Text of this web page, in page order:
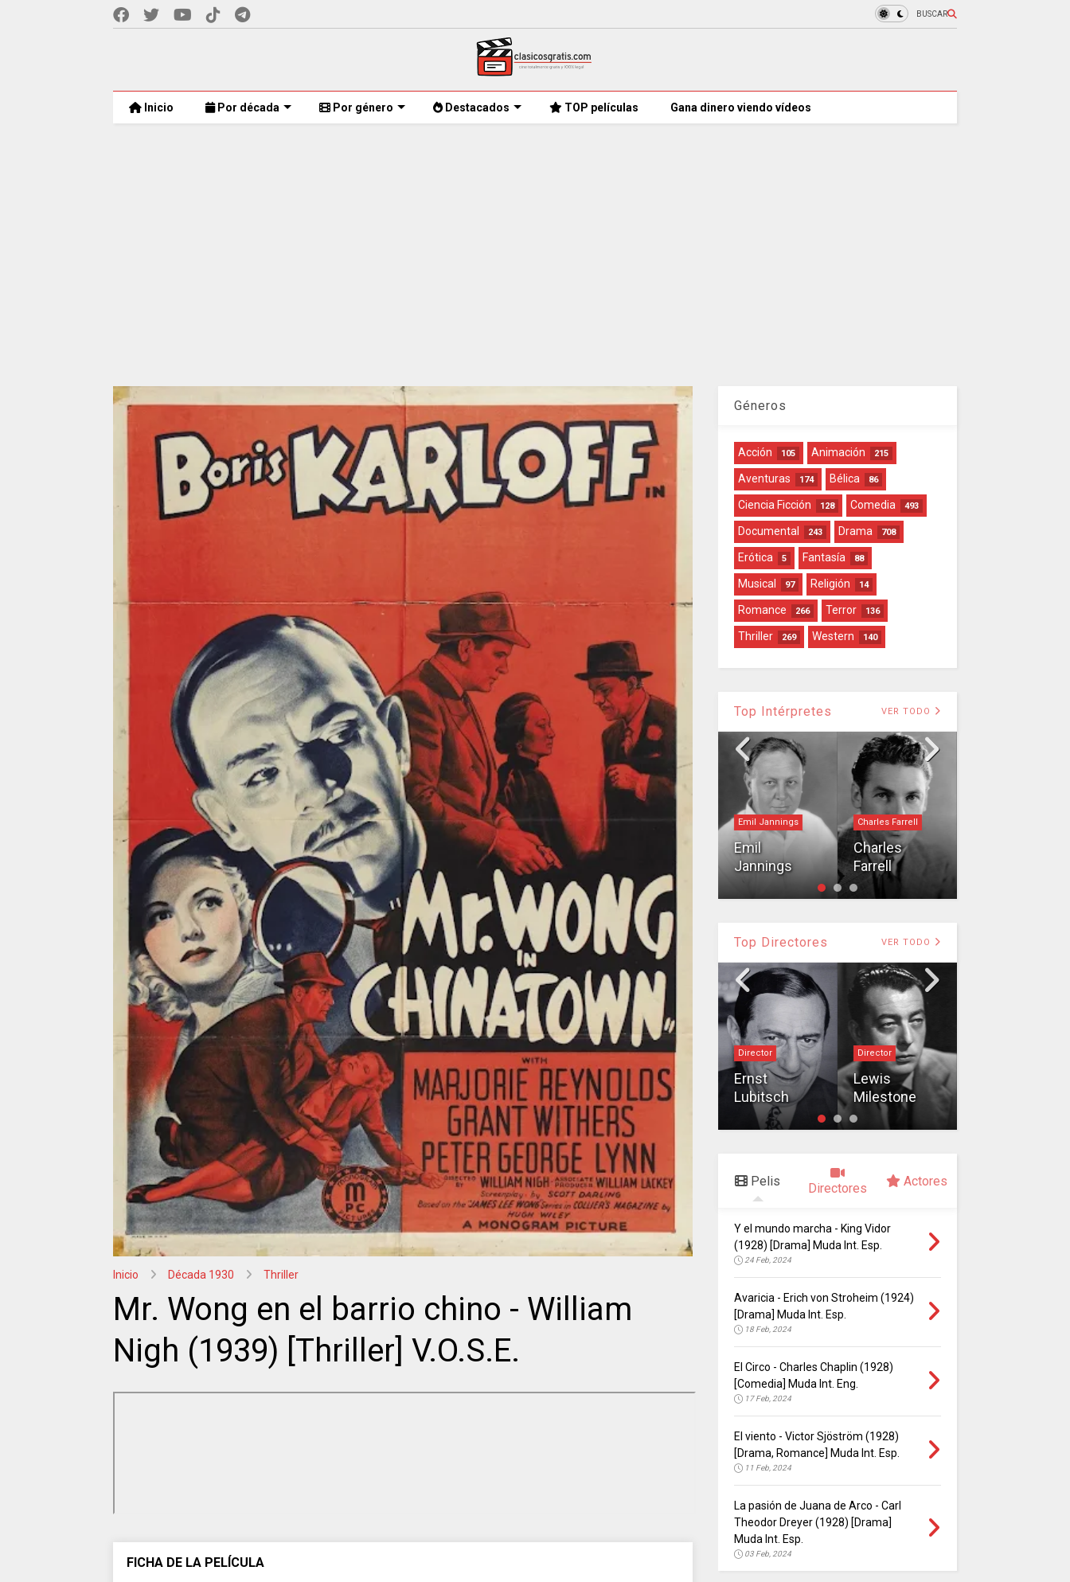
BUSCAR
Inicio Por década Por género Destacados TOP películas Gana dinero viendo vídeos
Inicio Década 1930 Thriller
Mr. Wong en el barrio chino - William
Nigh (1939) [Thriller] V.O.S.E.
FICHA DE LA PELÍCULA
Géneros
Acción 105 Animación 215
Aventuras 174 Bélica 86
Ciencia Ficción 128 Comedia 493
Documental 243 Drama 708
Erótica 5 Fantasía 88
Musical 97 Religión 14
Romance 266 Terror 136
Thriller 269 Western 140
Top Intérpretes VER TODO
Director
William Nigh
Director Emil Jannings
Emil
Jannings
Charles Farrell
Charles
Farrell
Top Directores VER TODO
Charles Chaplin
Charles
Chaplin
Alfred Hitchcock
Hitchcock
Director
Ernst
Lubitsch
Director
Lewis
Milestone
Pelis Directores Actores
Y el mundo marcha - King Vidor
(1928) [Drama] Muda Int. Esp.
24 Feb, 2024
Avaricia - Erich von Stroheim (1924)
[Drama] Muda Int. Esp.
18 Feb, 2024
El Circo - Charles Chaplin (1928)
[Comedia] Muda Int. Eng.
17 Feb, 2024
El viento - Victor Sjöström (1928)
[Drama, Romance] Muda Int. Esp.
11 Feb, 2024
La pasión de Juana de Arco - Carl
Theodor Dreyer (1928) [Drama]
Muda Int. Esp.
03 Feb, 2024